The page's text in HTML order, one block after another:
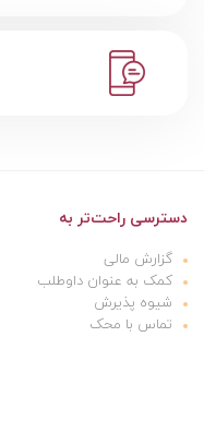
دسترسی راحت‌تر به
گزارش مالی
کمک به عنوان داوطلب
شیوه پذیرش
تماس با محک